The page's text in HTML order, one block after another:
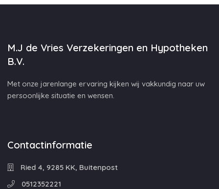
M.J de Vries Verzekeringen en Hypotheken
B.V.
Met onze jarenlange ervaring kijken wij vakkundig naar uw
persoonlijke situatie en wensen.
Contactinformatie
Ried 4, 9285 KK, Buitenpost
0512352221